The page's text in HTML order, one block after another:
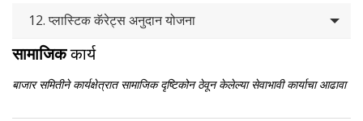
12. प्लास्टिक कॅरेट्स अनुदान योजना
सामाजिककार्य
बाजार समितीने कार्यक्षेत्रात सामाजिक दृष्टिकोन ठेवून केलेल्या सेवाभावी कार्याचा आढावा